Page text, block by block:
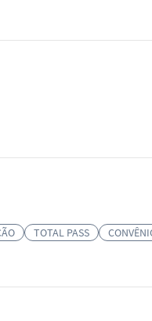
TOTAL PASS